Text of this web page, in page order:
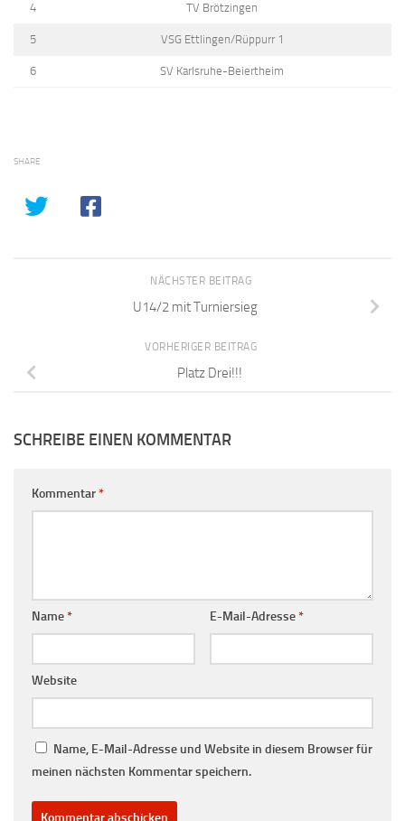
4 TV Brötzingen
5 VSG Ettlingen/Rüppurr 1
6 SV Karlsruhe-Beiertheim
SHARE
NÄCHSTER BEITRAG
U14/2 mit Turniersieg
VORHERIGER BEITRAG
Platz Drei!!!
SCHREIBE EINEN KOMMENTAR
Kommentar*
Name* E-Mail-Adresse*
Website
Name, E-Mail-Adresse und Website in diesem Browser für
meinen nächsten Kommentar speichern.